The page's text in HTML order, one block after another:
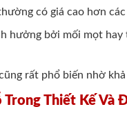
có giá cao hơn
hưởng bởi mối mọt
rất phổ biến nhờ
Trong Thiết Kế Và